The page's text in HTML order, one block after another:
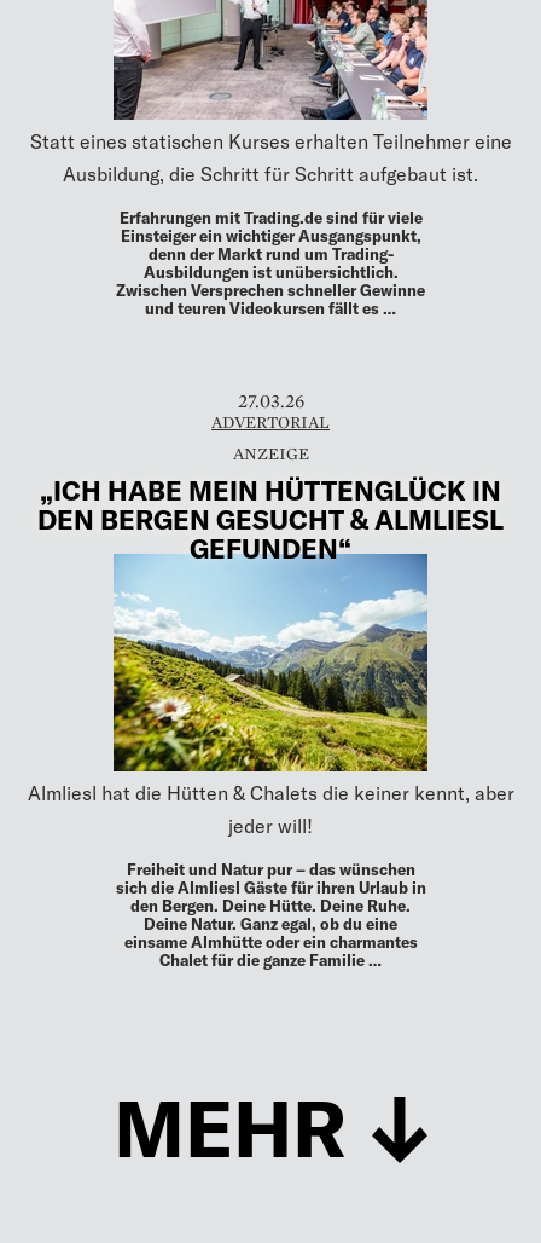
Statt eines statischen Kurses erhalten Teilnehmer eine
Ausbildung, die Schritt für Schritt aufgebaut ist.
Erfahrungen mit Trading.de sind für viele
Einsteiger ein wichtiger Ausgangspunkt,
denn der Markt rund um Trading-
Ausbildungen ist unübersichtlich.
Zwischen Versprechen schneller Gewinne
und teuren Videokursen fällt es …
27.03.26
ADVERTORIAL
„ICH HABE MEIN HÜTTENGLÜCK IN
DEN BERGEN GESUCHT & ALMLIESL
GEFUNDEN“
Almliesl hat die Hütten & Chalets die keiner kennt, aber
jeder will!
Freiheit und Natur pur – das wünschen
sich die Almliesl Gäste für ihren Urlaub in
den Bergen. Deine Hütte. Deine Ruhe.
Deine Natur. Ganz egal, ob du eine
einsame Almhütte oder ein charmantes
Chalet für die ganze Familie …
MEHR